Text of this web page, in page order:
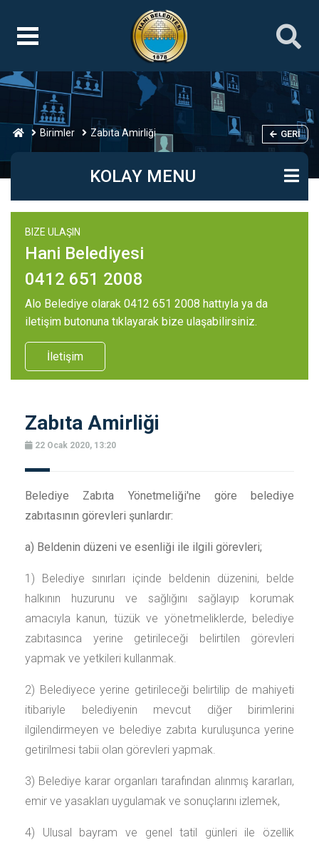
Birimler Zabıta Amirliği GERI
KOLAY MENU
BIZE ULAŞIN
Hani Belediyesi
0412 651 2008
Alo Belediye olarak 0412 651 2008 hattıyla ya da
iletişim butonuna tıklayarak bize ulaşabilirsiniz.
İletişim
Zabıta Amirliği
22 Ocak 2020, 13:20
Belediye Zabıta Yönetmeliği'ne göre belediye
zabıtasının görevleri şunlardır:
a) Beldenin düzeni ve esenliği ile ilgili görevleri;
1) Belediye sınırları içinde beldenin düzenini, belde
halkının huzurunu ve sağlığını sağlayıp korumak
amacıyla kanun, tüzük ve yönetmeliklerde, belediye
zabıtasınca yerine getirileceği belirtilen görevleri
yapmak ve yetkileri kullanmak.
2) Belediyece yerine getirileceği belirtilip de mahiyeti
itibariyle belediyenin mevcut diğer birimlerini
ilgilendirmeyen ve belediye zabıta kuruluşunca yerine
getirilmesi tabii olan görevleri yapmak.
3) Belediye karar organları tarafından alınmış kararları,
emir ve yasakları uygulamak ve sonuçlarını izlemek,
4) Ulusal bayram ve genel tatil günleri ile özellik